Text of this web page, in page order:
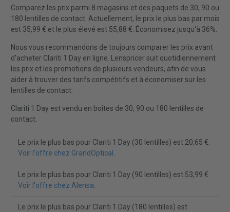
Comparez les prix parmi 8 magasins et des paquets de 30, 90 ou
180 lentilles de contact. Actuellement, le prix le plus bas par mois
est 35,99 € et le plus élevé est 55,88 €. Économisez jusqu'à 36%.
Nous vous recommandons de toujours comparer les prix avant
d’acheter Clariti 1 Day en ligne. Lenspricer suit quotidiennement
les prix et les promotions de plusieurs vendeurs, afin de vous
aider à trouver des tarifs compétitifs et à économiser sur les
lentilles de contact.
Clariti 1 Day est vendu en boîtes de 30, 90 ou 180 lentilles de
contact.
Le prix le plus bas pour Clariti 1 Day (30 lentilles) est 20,65 €.
Voir l'offre chez GrandOptical .
Le prix le plus bas pour Clariti 1 Day (90 lentilles) est 53,99 €.
Voir l'offre chez Alensa.
Le prix le plus bas pour Clariti 1 Day (180 lentilles) est